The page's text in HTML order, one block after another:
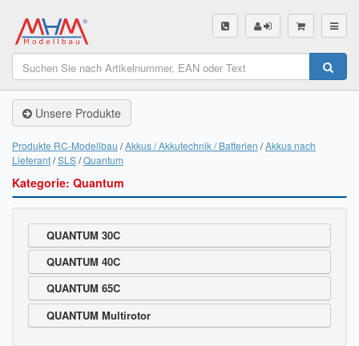
SHOP
Unsere Produkte
Servo Finder
BL-Motor Finder
Schiffsschrauben Finder
Räder Finder
Luftschrauben Finder
Unsere Produkte
Produkte RC-Modellbau Akkus / Akkutechnik / Batterien Akkus nach
Lieferant SLS Quantum
Kategorie: Quantum
QUANTUM 30C
QUANTUM 40C
QUANTUM 65C
QUANTUM Multirotor